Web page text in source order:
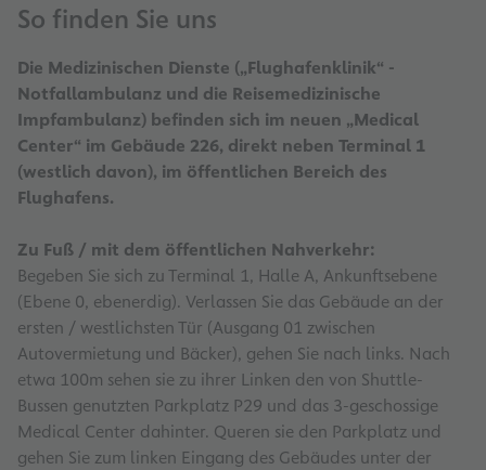
So finden Sie uns
Die Medizinischen Dienste („Flughafenklinik“ -
Notfallambulanz und die Reisemedizinische
Impfambulanz) befinden sich im neuen „Medical
Center“ im Gebäude 226, direkt neben Terminal 1
(westlich davon), im öffentlichen Bereich des
Flughafens.
Zu Fuß / mit dem öffentlichen Nahverkehr:
Begeben Sie sich zu Terminal 1, Halle A, Ankunftsebene
(Ebene 0, ebenerdig). Verlassen Sie das Gebäude an der
ersten / westlichsten Tür (Ausgang 01 zwischen
Autovermietung und Bäcker), gehen Sie nach links. Nach
etwa 100m sehen sie zu ihrer Linken den von Shuttle-
Bussen genutzten Parkplatz P29 und das 3-geschossige
Medical Center dahinter. Queren sie den Parkplatz und
gehen Sie zum linken Eingang des Gebäudes unter der